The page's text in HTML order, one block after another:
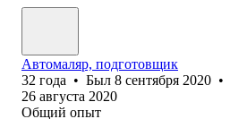
Автомаляр, подготовщик
32 года • Был 8 сентября 2020 •
26 августа 2020
Общий опыт